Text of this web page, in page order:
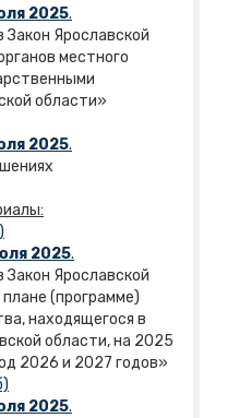
2025.
Закон Ярославской
местного
области»
2025.
2025.
Закон Ярославской
(программе)
находящегося в
области, на 2025
2026 и 2027 годов»
2025.